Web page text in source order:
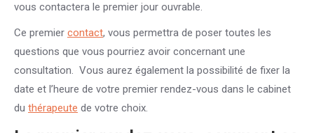
vous contactera le premier jour ouvrable.
Ce premier contact, vous permettra de poser toutes les
questions que vous pourriez avoir concernant une
consultation. Vous aurez également la possibilité de fixer la
date et l’heure de votre premier rendez-vous dans le cabinet
du thérapeute de votre choix.